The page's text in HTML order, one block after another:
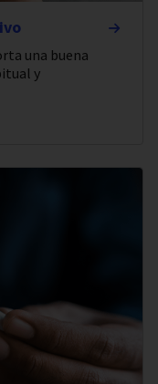
una buena
y